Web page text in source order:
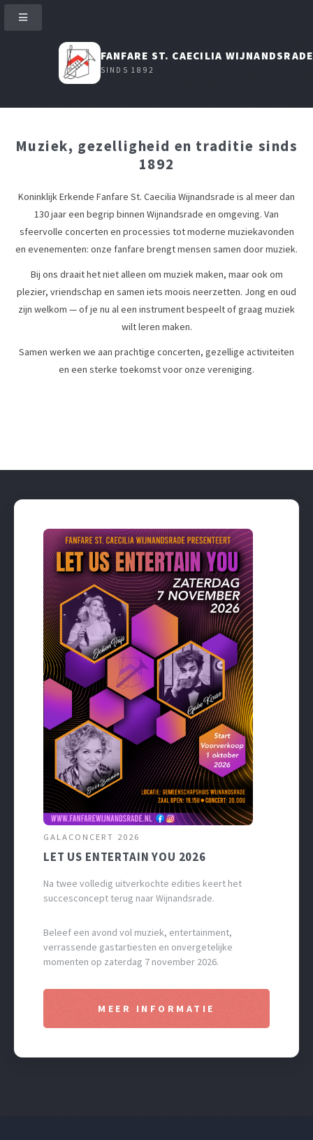
FANFARE ST. CAECILIA WIJNANDSRADE
SINDS 1892
Muziek, gezelligheid en traditie sinds
1892
Koninklijk Erkende Fanfare St. Caecilia Wijnandsrade is al meer dan
130 jaar een begrip binnen Wijnandsrade en omgeving. Van
sfeervolle concerten en processies tot moderne muziekavonden
en evenementen: onze fanfare brengt mensen samen door muziek.
Bij ons draait het niet alleen om muziek maken, maar ook om
plezier, vriendschap en samen iets moois neerzetten. Jong en oud
zijn welkom — of je nu al een instrument bespeelt of graag muziek
wilt leren maken.
Samen werken we aan prachtige concerten, gezellige activiteiten
en een sterke toekomst voor onze vereniging.
GALACONCERT 2026
LET US ENTERTAIN YOU 2026
Na twee volledig uitverkochte edities keert het
succesconcept terug naar Wijnandsrade.
Beleef een avond vol muziek, entertainment,
verrassende gastartiesten en onvergetelijke
momenten op zaterdag 7 november 2026.
MEER INFORMATIE